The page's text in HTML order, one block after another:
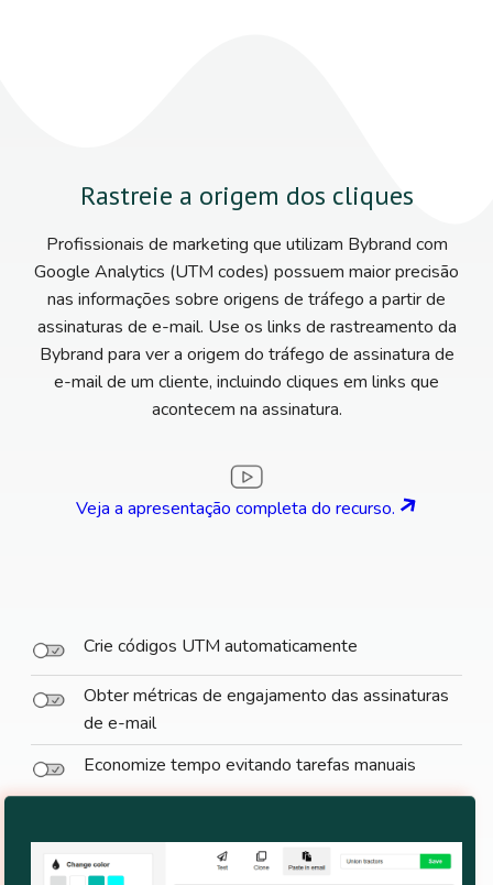
Rastreie a origem dos cliques
Profissionais de marketing que utilizam Bybrand com
Google Analytics (UTM codes) possuem maior precisão
nas informações sobre origens de tráfego a partir de
assinaturas de e-mail. Use os links de rastreamento da
Bybrand para ver a origem do tráfego de assinatura de
e-mail de um cliente, incluindo cliques em links que
acontecem na assinatura.
Veja a apresentação completa do recurso.
Crie códigos UTM automaticamente
Obter métricas de engajamento das assinaturas
de e-mail
Economize tempo evitando tarefas manuais